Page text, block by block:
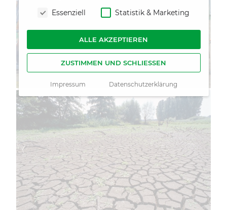
Essenziell
Statistik & Marketing
ALLE AKZEPTIEREN
ZUSTIMMEN UND SCHLIESSEN
Impressum Datenschutzerklärung